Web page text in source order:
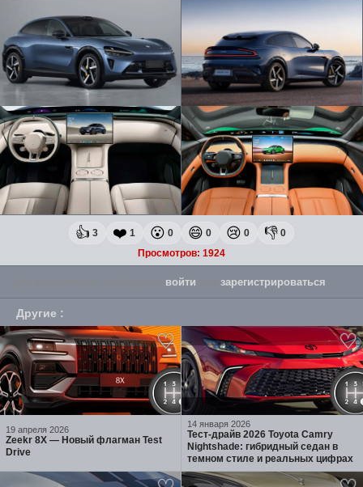
👍 3 ❤️ 1 😮 0 😄 0 😢 0 👎 0
Просмотров: 1924
войти зарегистрироваться
Другие :
19 апреля 2026
Zeekr 8X — Новый флагман Test
Drive
14 января 2026
Тест-драйв 2026 Toyota Camry
Nightshade: гибридный седан в
темном стиле и реальных цифрах